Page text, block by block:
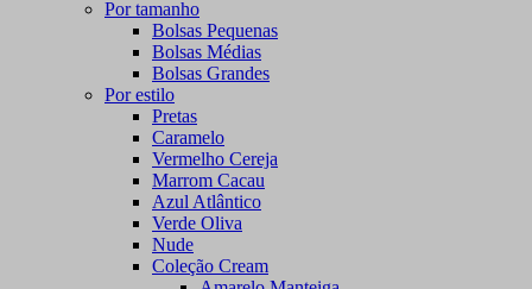
Por tamanho
Bolsas Pequenas
Bolsas Médias
Bolsas Grandes
Por estilo
Pretas
Caramelo
Vermelho Cereja
Marrom Cacau
Azul Atlântico
Verde Oliva
Nude
Coleção Cream